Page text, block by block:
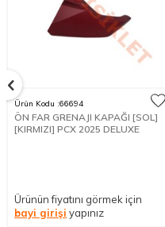
Ürün Kodu :66694
ÖN FAR GRENAJI KAPAĞI [SOL]
[KIRMIZI] PCX 2025 DELUXE
Ürünün fiyatını görmek için
bayi girişi yapınız